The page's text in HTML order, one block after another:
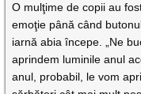
O mulţime de copii au
emoţie până când
iarnă abia începe. „Ne
aprindem luminile anul
anul, probabil, le vom